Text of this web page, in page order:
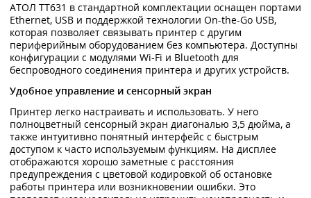
АТОЛ TT631 в стандартной комплектации оснащен портами
Ethernet, USB и поддержкой технологии On-the-Go USB,
которая позволяет связывать принтер с другим
периферийным оборудованием без компьютера. Доступны
конфигурации с модулями Wi-Fi и Bluetooth для
беспроводного соединения принтера и других устройств.
Удобное управление и сенсорный экран
Принтер легко настраивать и использовать. У него
полноцветный сенсорный экран диагональю 3,5 дюйма, а
также интуитивно понятный интерфейс с быстрым
доступом к часто используемым функциям. На дисплее
отображаются хорошо заметные с расстояния
предупреждения с цветовой кодировкой об остановке
работы принтера или возникновении ошибки. Это